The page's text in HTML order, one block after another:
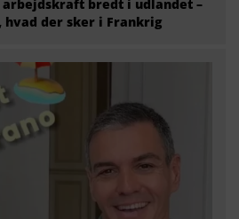
arbejdskraft bredt i udlandet –
hvad der sker i Frankrig